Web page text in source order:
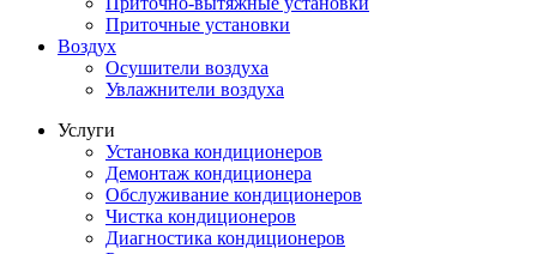
Приточные установки
Воздух
Осушители воздуха
Увлажнители воздуха
Услуги
Установка кондиционеров
Демонтаж кондиционера
Обслуживание кондиционеров
Чистка кондиционеров
Диагностика кондиционеров